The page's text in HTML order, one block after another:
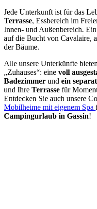
Jede Unterkunft ist für das
Terrasse, Essbereich im
Innen- und Außenbereich.
auf die Bucht von Cavalaire,
der Bäume.
Alle unsere Unterkünfte
„Zuhauses“: eine voll
Badezimmer und ein
und Ihre Terrasse für
Entdecken Sie auch unsere
Mobilheime mit eigenem Spa
Campingurlaub in Gassin!